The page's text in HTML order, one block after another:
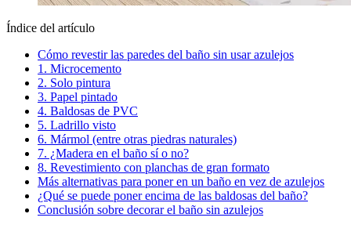
Índice del artículo
Cómo revestir las paredes del baño sin usar azulejos
1. Microcemento
2. Solo pintura
3. Papel pintado
4. Baldosas de PVC
5. Ladrillo visto
6. Mármol (entre otras piedras naturales)
7. ¿Madera en el baño sí o no?
8. Revestimiento con planchas de gran formato
Más alternativas para poner en un baño en vez de azulejos
¿Qué se puede poner encima de las baldosas del baño?
Conclusión sobre decorar el baño sin azulejos